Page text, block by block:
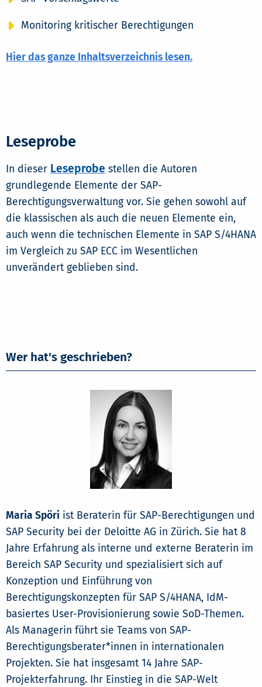
Monitoring kritischer Berechtigungen
Hier das ganze Inhaltsverzeichnis lesen.
Leseprobe
In dieser Leseprobe stellen die Autoren
grundlegende Elemente der SAP-
Berechtigungsverwaltung vor. Sie gehen sowohl auf
die klassischen als auch die neuen Elemente ein,
auch wenn die technischen Elemente in SAP S/4HANA
im Vergleich zu SAP ECC im Wesentlichen
unverändert geblieben sind.
Wer hat's geschrieben?
Maria Spöri ist Beraterin für SAP-Berechtigungen und
SAP Security bei der Deloitte AG in Zürich. Sie hat 8
Jahre Erfahrung als interne und externe Beraterin im
Bereich SAP Security und spezialisiert sich auf
Konzeption und Einführung von
Berechtigungskonzepten für SAP S/4HANA, IdM-
basiertes User-Provisionierung sowie SoD-Themen.
Als Managerin führt sie Teams von SAP-
Berechtigungsberater*innen in internationalen
Projekten. Sie hat insgesamt 14 Jahre SAP-
Projekterfahrung. Ihr Einstieg in die SAP-Welt